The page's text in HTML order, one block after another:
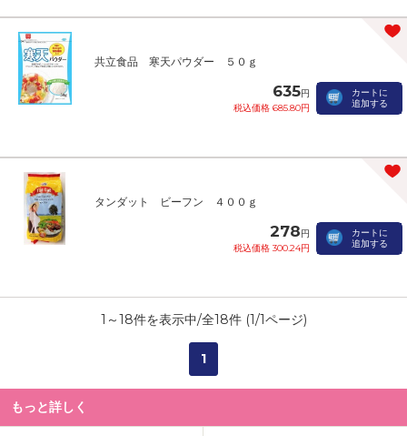
共立食品 寒天パウダー ５０ｇ
635円
税込価格 685.80円
カートに
追加する
タンダット ビーフン ４００ｇ
278円
税込価格 300.24円
カートに
追加する
1 ～18件を表示中/全18件 (1/1ページ)
1
もっと詳しく